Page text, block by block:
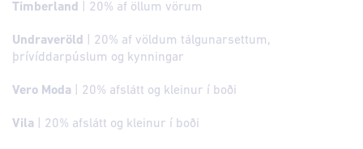
Timberland | 20% af öllum vörum
Undraveröld
20% af völdum tálgunarsettum,
þrívíddarpúslum og kynningar
Vero Moda | 20% afslátt og kleinur í boði
Vila | 20% afslátt og kleinur í boði